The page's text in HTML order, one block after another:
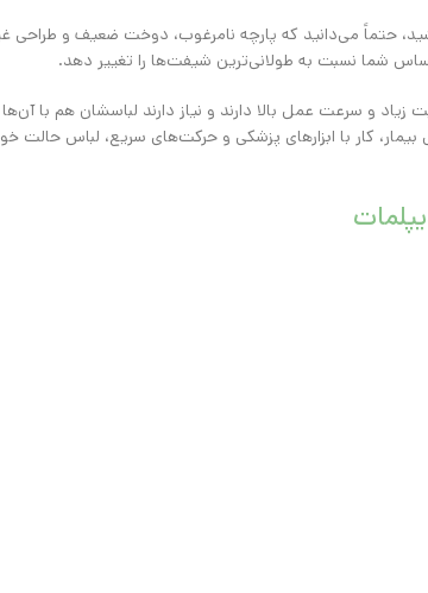
حتماً می‌دانید که پارچه نامرغوب، دوخت ضعیف و طراحی
شما نسبت به طولانی‌ترین شیفت‌ها را تغییر دهد.
و سرعت عمل بالا دارند و نیاز دارند لباسشان هم با
کار با ابزارهای پزشکی و حرکت‌های سریع، لباس حالت